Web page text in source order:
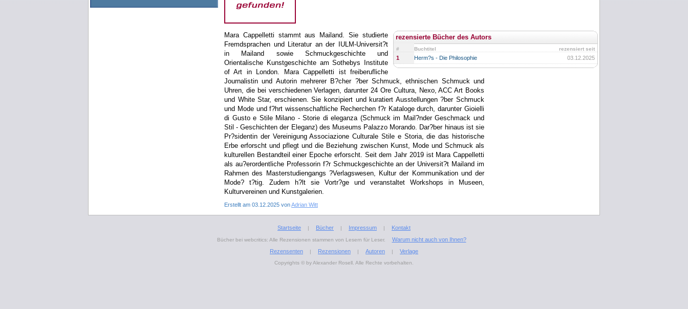
rezensierte Bücher des Autors
# rezensiert seit
Buchtitel
1 03.12.2025
Herm?s - Die Philosophie
Mara Cappelletti stammt aus Mailand. Sie studierte
Fremdsprachen und Literatur an der IULM-Universit?t
in Mailand sowie Schmuckgeschichte und
Orientalische Kunstgeschichte am Sothebys Institute
of Art in London. Mara Cappelletti ist freiberufliche
Journalistin und Autorin mehrerer B?cher ?ber Schmuck, ethnischen Schmuck und
Uhren, die bei verschiedenen Verlagen, darunter 24 Ore Cultura, Nexo, ACC Art Books
und White Star, erschienen. Sie konzipiert und kuratiert Ausstellungen ?ber Schmuck
und Mode und f?hrt wissenschaftliche Recherchen f?r Kataloge durch, darunter Gioielli
di Gusto e Stile Milano - Storie di eleganza (Schmuck im Mail?nder Geschmack und
Stil - Geschichten der Eleganz) des Museums Palazzo Morando. Dar?ber hinaus ist sie
Pr?sidentin der Vereinigung Associazione Culturale Stile e Storia, die das historische
Erbe erforscht und pflegt und die Beziehung zwischen Kunst, Mode und Schmuck als
kulturellen Bestandteil einer Epoche erforscht. Seit dem Jahr 2019 ist Mara Cappelletti
als au?erordentliche Professorin f?r Schmuckgeschichte an der Universit?t Mailand im
Rahmen des Masterstudiengangs ?Verlagswesen, Kultur der Kommunikation und der
Mode? t?tig. Zudem h?lt sie Vortr?ge und veranstaltet Workshops in Museen,
Kulturvereinen und Kunstgalerien.
Erstellt am 03.12.2025 vonAdrian Witt
Startseite | Bücher | Impressum | Kontakt
Bücher bei webcritics: Alle Rezensionen stammen von Lesern für Leser.
Warum nicht auch von Ihnen?
Rezensenten
| Rezensionen | Autoren | Verlage
Copyrights © by Alexander Rosell. Alle Rechte vorbehalten.